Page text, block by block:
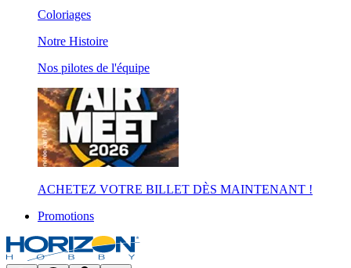
Coloriages
Notre Histoire
Nos pilotes de l'équipe
ACHETEZ VOTRE BILLET DÈS MAINTENANT !
Promotions